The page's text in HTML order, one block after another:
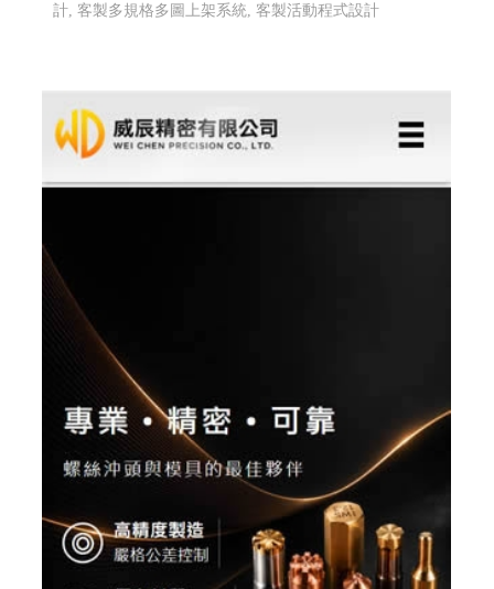
計, 客製多規格多圖上架系統, 客製活動程式設計